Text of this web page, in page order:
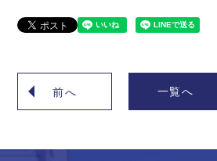
前へ 一覧へ